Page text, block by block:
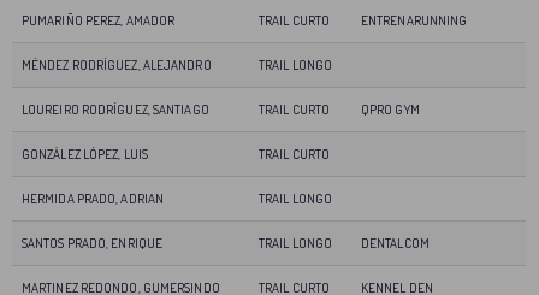
PUMARIÑO PEREZ, AMADOR TRAIL CURTO ENTRENARUNNING
MÉNDEZ RODRÍGUEZ, ALEJANDRO TRAIL LONGO
LOUREIRO RODRÍGUEZ, SANTIAGO TRAIL CURTO QPRO GYM
GONZÁLEZ LÓPEZ, LUIS TRAIL CURTO
HERMIDA PRADO, ADRIAN TRAIL LONGO
SANTOS PRADO, ENRIQUE TRAIL LONGO DENTALCOM
MARTINEZ REDONDO, GUMERSINDO TRAIL CURTO KENNEL DEN